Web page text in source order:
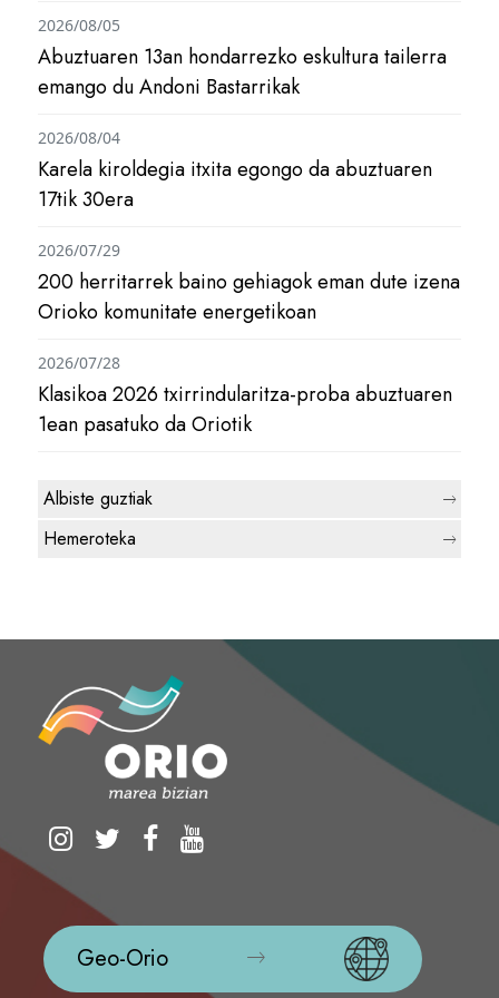
Abuztuaren 13an hondarrezko eskultura tailerra
emango du Andoni Bastarrikak
2026/08/05
Karela kiroldegia itxita egongo da abuztuaren
17tik 30era
2026/08/04
200 herritarrek baino gehiagok eman dute izena
Orioko komunitate energetikoan
2026/07/29
Klasikoa 2026 txirrindularitza-proba abuztuaren
1ean pasatuko da Oriotik
2026/07/28
Albiste guztiak
Hemeroteka
Geo-Orio